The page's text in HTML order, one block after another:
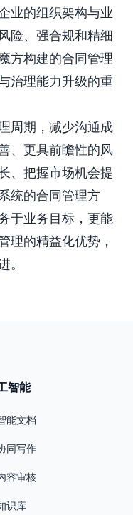
业的组织架构与业
险、强合规和精细
方构建的合同管理
治理能力升级的重
周期，减少沟通成
、更具前瞻性的风
、把握市场机会提
统的合同管理方
于业务目标，更能
理的精益化优势，
。
智能
能文档
同写作
容审核
识库